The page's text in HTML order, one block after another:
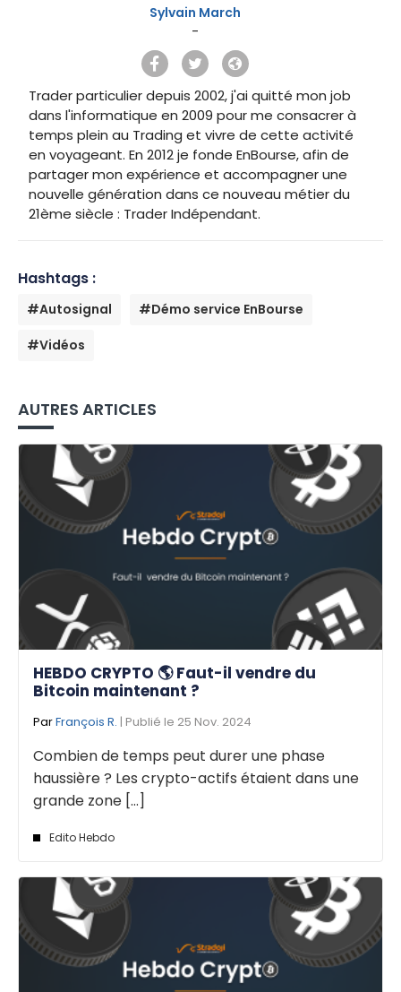
Sylvain March
-
Trader particulier depuis 2002, j'ai quitté mon job
dans l'informatique en 2009 pour me consacrer à
temps plein au Trading et vivre de cette activité
en voyageant. En 2012 je fonde EnBourse, afin de
partager mon expérience et accompagner une
nouvelle génération dans ce nouveau métier du
21ème siècle : Trader Indépendant.
Hashtags :
#Autosignal
#Démo service EnBourse
#Vidéos
AUTRES ARTICLES
HEBDO CRYPTO 🌎 Faut-il vendre du
Bitcoin maintenant ?
ParFrançois R. | Publié le 25 Nov. 2024
Combien de temps peut durer une phase
haussière ? Les crypto-actifs étaient dans une
grande zone [...]
Edito Hebdo